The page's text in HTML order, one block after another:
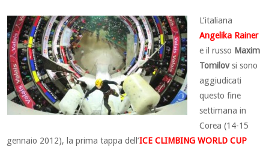
L’italiana
Angelika Rainer
e il russo Maxim
Tomilovsi sono
aggiudicati
questo fine
settimana in
Corea (14-15
gennaio 2012), la prima tappa dell’ICE CLIMBING WORLD CUP